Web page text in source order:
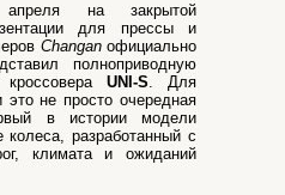
на закрытой
для прессы и
Changanофициально
полноприводную
UNI-S. Для
это не просто очередная
в истории модели
разработанный с
климата и ожиданий